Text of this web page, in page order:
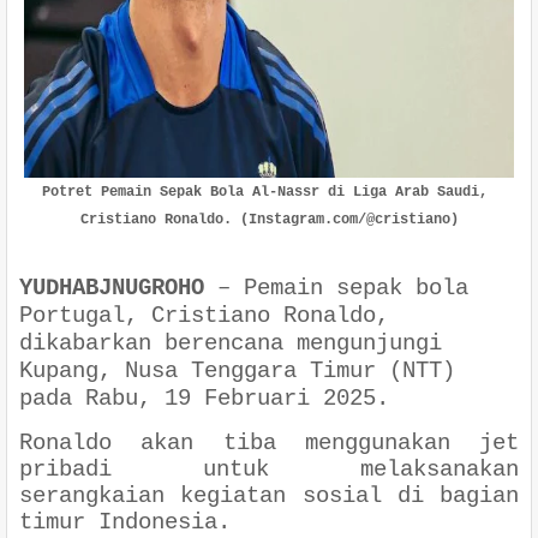
Potret Pemain Sepak Bola Al-Nassr di Liga Arab Saudi,
Cristiano Ronaldo. (Instagram.com/@cristiano)
YUDHABJNUGROHO – Pemain sepak bola
Portugal, Cristiano Ronaldo,
dikabarkan berencana mengunjungi
Kupang, Nusa Tenggara Timur (NTT)
pada Rabu, 19 Februari 2025.
Ronaldo akan tiba menggunakan jet
pribadi untuk melaksanakan
serangkaian kegiatan sosial di bagian
timur Indonesia.